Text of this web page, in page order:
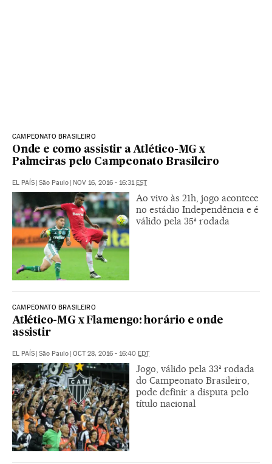
CAMPEONATO BRASILEIRO
Onde e como assistir a Atlético-MG x
Palmeiras pelo Campeonato Brasileiro
EL PAÍS | São Paulo | NOV 16, 2016 - 16:31EST
Ao vivo às 21h, jogo acontece
no estádio Independência e é
válido pela 35ª rodada
CAMPEONATO BRASILEIRO
Atlético-MG x Flamengo: horário e onde
assistir
EL PAÍS | São Paulo | OCT 28, 2016 - 16:40 EDT
Jogo, válido pela 33ª rodada
do Campeonato Brasileiro,
pode definir a disputa pelo
título nacional